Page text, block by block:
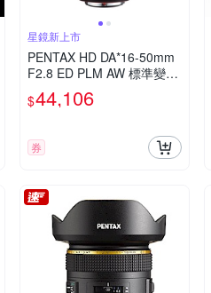
星鏡新上市
PENTAX HD DA*16-50mm
F2.8 ED PLM AW 標準變焦
★鏡頭(公司貨)
$44,106
券